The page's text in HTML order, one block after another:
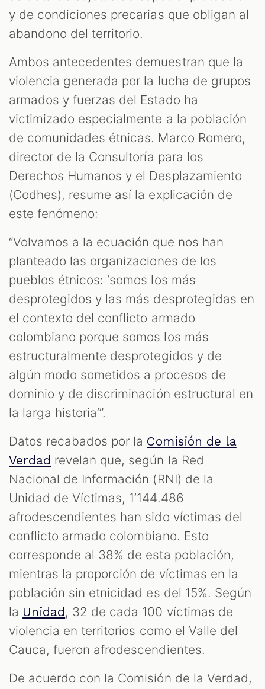
y de condiciones precarias que obligan al
abandono del territorio.
Ambos antecedentes demuestran que la
violencia generada por la lucha de grupos
armados y fuerzas del Estado ha
victimizado especialmente a la población
de comunidades étnicas. Marco Romero,
director de la Consultoría para los
Derechos Humanos y el Desplazamiento
(Codhes), resume así la explicación de
este fenómeno:
“Volvamos a la ecuación que nos han
planteado las organizaciones de los
pueblos étnicos: ‘somos los más
desprotegidos y las más desprotegidas en
el contexto del conflicto armado
colombiano porque somos los más
estructuralmente desprotegidos y de
algún modo sometidos a procesos de
dominio y de discriminación estructural en
la larga historia’”.
Datos recabados por la Comisión de la
Verdad revelan que, según la Red
Nacional de Información (RNI) de la
Unidad de Víctimas, 1’144.486
afrodescendientes han sido víctimas del
conflicto armado colombiano. Esto
corresponde al 38% de esta población,
mientras la proporción de víctimas en la
población sin etnicidad es del 15%. Según
la Unidad , 32 de cada 100 víctimas de
violencia en territorios como el Valle del
Cauca, fueron afrodescendientes.
De acuerdo con la Comisión de la Verdad,